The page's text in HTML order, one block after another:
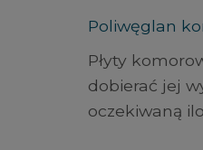
Poliwęglan
Płyty
dobierać jej
oczekiwaną